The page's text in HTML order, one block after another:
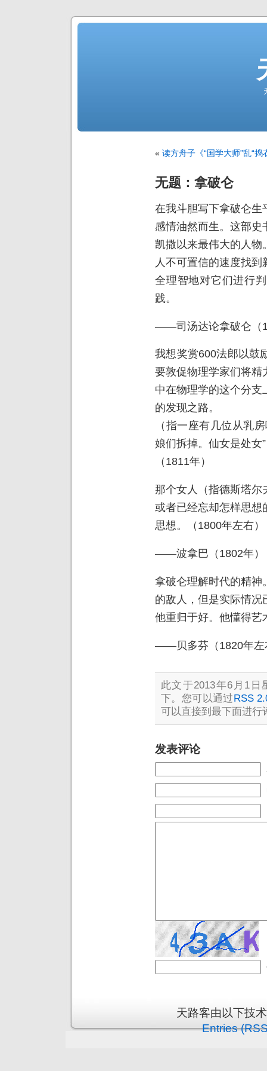
« 读方舟子《“国学大师”乱“捣
无题：拿破仑
在我斗胆写下拿破仑生
感情油然而生。这部史
凯撒以来最伟大的人
人不可置信的速度找到
全理智地对它们进行
践。
——司汤达论拿破仑（
我想奖赏600法郎以鼓
要敦促物理学家们将精
中在物理学的这个分
的发现之路。
（指一座有几位从乳
娘们拆掉。仙女是处女”
（1811年）
那个女人（指德斯塔尔
或者已经忘却怎样思想
思想。（1800年左右）
——波拿巴（1802年）
拿破仑理解时代的精神
的敌人，但是实际情况
他重归于好。他懂得艺
——贝多芬（1820年左
此文于2013年6月1日
下。您可以通过RSS
可以直接到最下面进行
发表评论
天路客由以下技
Entries